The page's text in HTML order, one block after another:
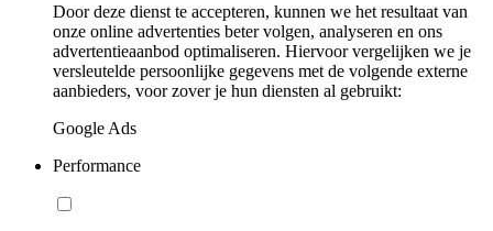
Door deze dienst te accepteren, kunnen we het resultaat van
onze online advertenties beter volgen, analyseren en ons
advertentieaanbod optimaliseren. Hiervoor vergelijken we je
versleutelde persoonlijke gegevens met de volgende externe
aanbieders, voor zover je hun diensten al gebruikt:
Google Ads
Performance